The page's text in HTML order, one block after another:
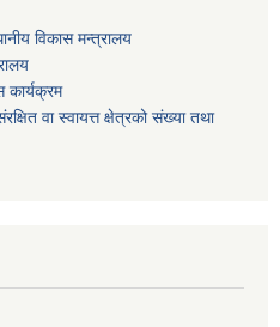
विकास मन्त्रालय
कार्यक्रम
वा स्वायत्त क्षेत्रको संख्या तथा